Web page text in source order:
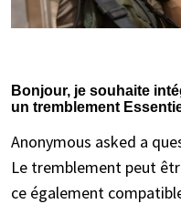
Bonjour, je souhaite
un tremblement
Anonymous asked a
Le tremblement peut
ce également